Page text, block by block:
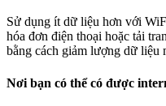
Sử dụng ít dữ liệu hơn với
hóa đơn điện thoại hoặc tải
bằng cách giảm lượng dữ liệu
Nơi bạn có thể có được